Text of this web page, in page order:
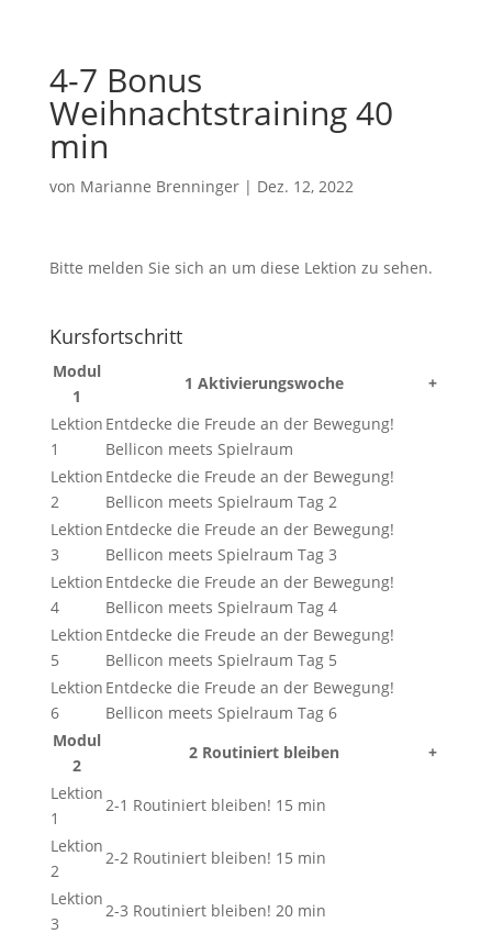
4-7 Bonus
Weihnachtstraining 40
min
von Marianne Brenninger| Dez. 12, 2022
Bitte melden Sie sich an um diese Lektion zu sehen.
Kursfortschritt
Modul
1
1 Aktivierungswoche
+
Lektion
1
Entdecke die Freude an der Bewegung!
Bellicon meets Spielraum
Lektion
2
Entdecke die Freude an der Bewegung!
Bellicon meets Spielraum Tag 2
Lektion
3
Entdecke die Freude an der Bewegung!
Bellicon meets Spielraum Tag 3
Lektion
4
Entdecke die Freude an der Bewegung!
Bellicon meets Spielraum Tag 4
Lektion
5
Entdecke die Freude an der Bewegung!
Bellicon meets Spielraum Tag 5
Lektion
6
Entdecke die Freude an der Bewegung!
Bellicon meets Spielraum Tag 6
Modul
2
2 Routiniert bleiben
+
Lektion
1
2-1 Routiniert bleiben! 15 min
Lektion
2
2-2 Routiniert bleiben! 15 min
Lektion
3
2-3 Routiniert bleiben! 20 min